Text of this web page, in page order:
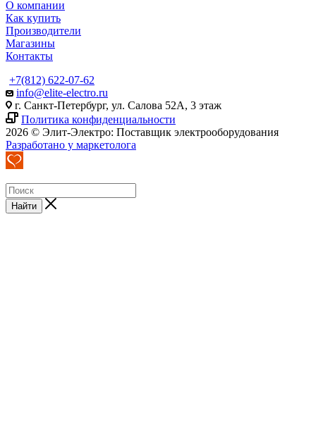
О компании
Как купить
Производители
Магазины
Контакты
+7(812) 622-07-62
info@elite-electro.ru
г. Санкт-Петербург, ул. Салова 52А, 3 этаж
Политика конфиденциальности
2026 © Элит-Электро: Поставщик электрооборудования
Разработано у маркетолога
Найти